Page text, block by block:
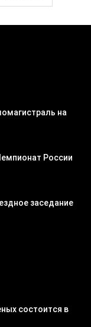
на
России
заседание
состоится в